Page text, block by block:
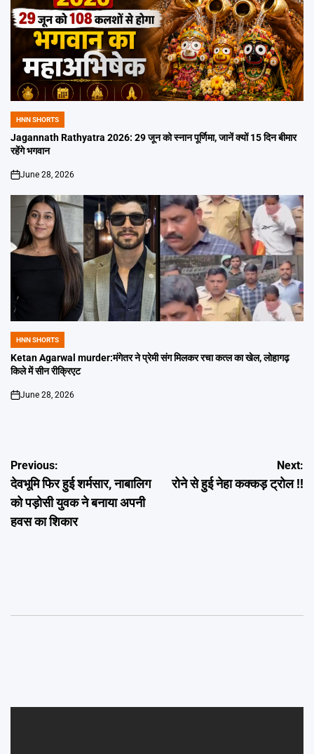
POSTED
IN
HNN SHORTS
Jagannath Rathyatra 2026: 29 जून को स्नान पूर्णिमा, जानें क्यों 15 दिन बीमार
रहेंगे भगवान
on
June 28, 2026
POSTED
IN
HNN SHORTS
Ketan Agarwal murder:मंगेतर ने प्रेमी संग मिलकर रचा कत्ल का खेल, लोहागढ़
किले में सीन रीक्रिएट
on
June 28, 2026
Post
navigation
Previous:
देवभूमि फिर हुई शर्मसार, नाबालिग
को पड़ोसी युवक ने बनाया अपनी
हवस का शिकार
Next:
रोने से हुई नेहा कक्कड़ ट्रोल !!